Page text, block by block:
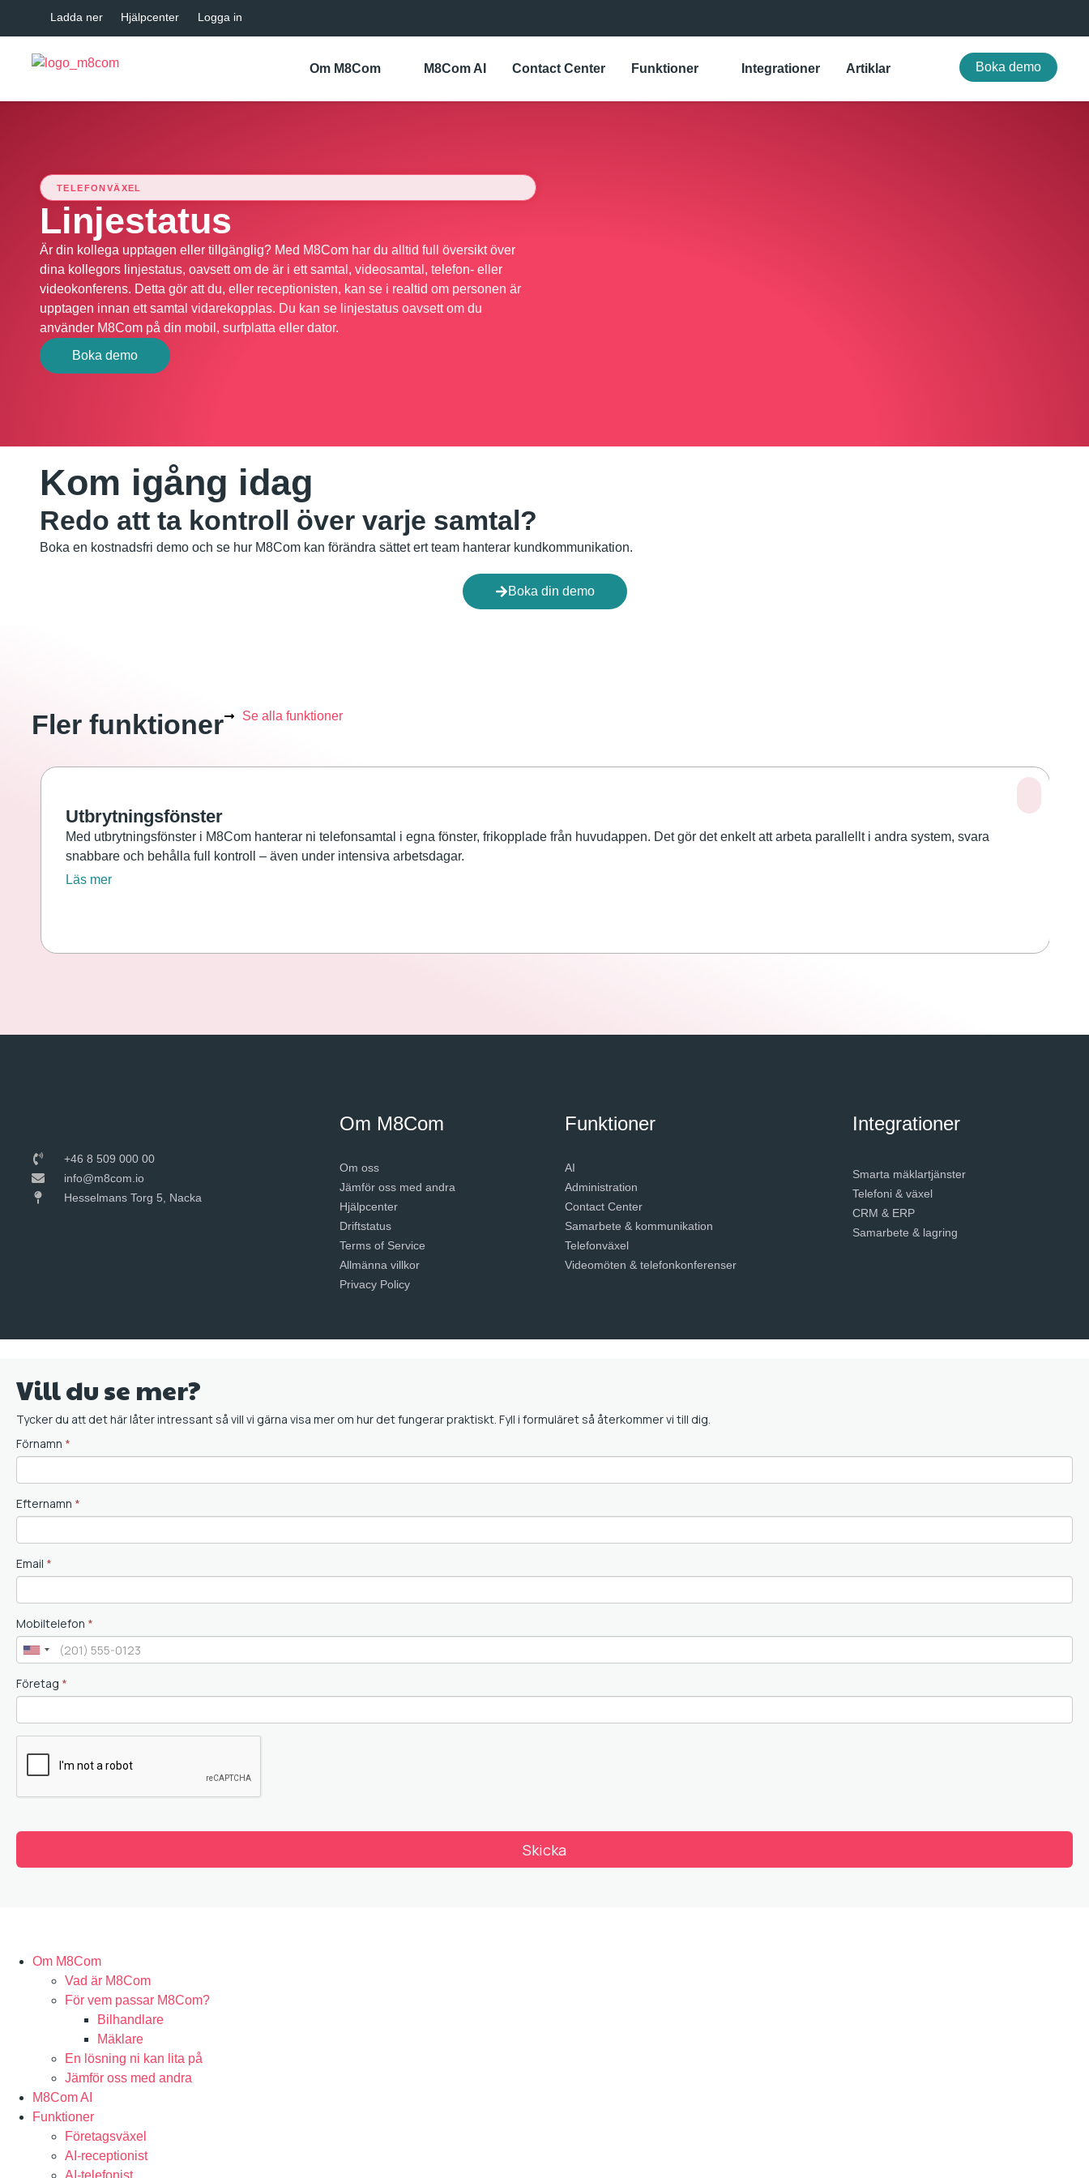
Ladda ner Hjälpcenter Logga in
Om M8Com M8Com AI Contact Center Funktioner Integrationer Artiklar Boka demo
TELEFONVÄXEL
Linjestatus
Är din kollega upptagen eller tillgänglig? Med M8Com har du alltid full översikt över
dina kollegors linjestatus, oavsett om de är i ett samtal, videosamtal, telefon- eller
videokonferens. Detta gör att du, eller receptionisten, kan se i realtid om personen är
upptagen innan ett samtal vidarekopplas. Du kan se linjestatus oavsett om du
använder M8Com på din mobil, surfplatta eller dator.
Boka demo
Kom igång idag
Redo att ta kontroll över varje samtal?
Boka en kostnadsfri demo och se hur M8Com kan förändra sättet ert team hanterar kundkommunikation.
Boka din demo
Fler funktioner Se alla funktioner
Utbrytningsfönster
Med utbrytningsfönster i M8Com hanterar ni telefonsamtal i egna fönster, frikopplade från huvudappen. Det gör det enkelt att arbeta parallellt i andra system, svara
snabbare och behålla full kontroll – även under intensiva arbetsdagar.
Läs mer
+46 8 509 000 00
info@m8com.io
Hesselmans Torg 5, Nacka
Om M8Com
Om oss
Jämför oss med andra
Hjälpcenter
Driftstatus
Terms of Service
Allmänna villkor
Privacy Policy
Funktioner
AI
Administration
Contact Center
Samarbete & kommunikation
Telefonväxel
Videomöten & telefonkonferenser
Integrationer
Smarta mäklartjänster
Telefoni & växel
CRM & ERP
Samarbete & lagring
Om M8Com
Vad är M8Com
För vem passar M8Com?
Bilhandlare
Mäklare
En lösning ni kan lita på
Jämför oss med andra
M8Com AI
Funktioner
Företagsväxel
AI-receptionist
AI-telefonist